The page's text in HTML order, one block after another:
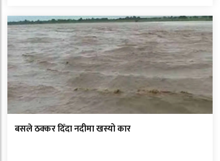
बसले ठक्कर दिँदा नदीमा खस्यो कार